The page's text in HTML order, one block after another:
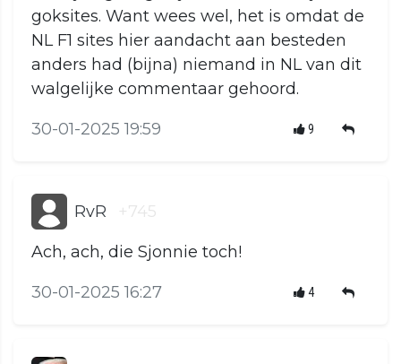
goksites. Want wees wel, het is omdat de
NL F1 sites hier aandacht aan besteden
anders had (bijna) niemand in NL van dit
walgelijke commentaar gehoord.
30-01-2025 19:59 9
RvR +745
Ach, ach, die Sjonnie toch!
30-01-2025 16:27 4